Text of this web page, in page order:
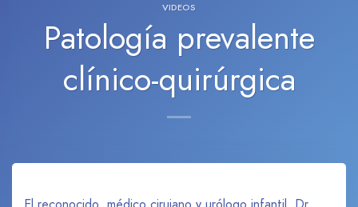
VIDEOS
Patología prevalente
clínico-quirúrgica